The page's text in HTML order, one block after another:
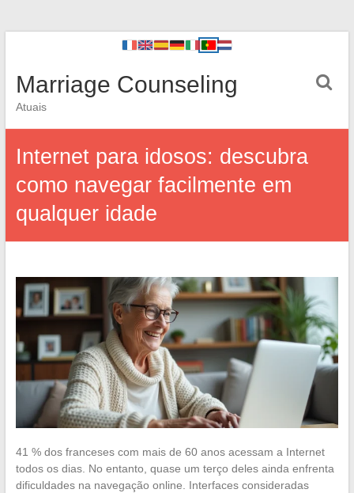
Marriage Counseling
Atuais
Internet para idosos: descubra
como navegar facilmente em
qualquer idade
41 % dos franceses com mais de 60 anos acessam a Internet
todos os dias. No entanto, quase um terço deles ainda enfrenta
dificuldades na navegação online. Interfaces consideradas